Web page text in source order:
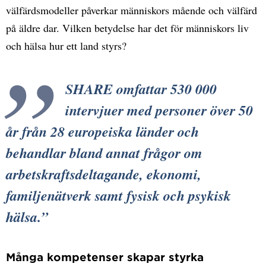
välfärdsmodeller påverkar människors mående och välfärd
på äldre dar. Vilken betydelse har det för människors liv
och hälsa hur ett land styrs?
SHARE omfattar 530 000
intervjuer med personer över 50
år från 28 europeiska länder och
behandlar bland annat frågor om
arbetskraftsdeltagande, ekonomi,
familjenätverk samt fysisk och psykisk
hälsa.
Många kompetenser skapar styrka